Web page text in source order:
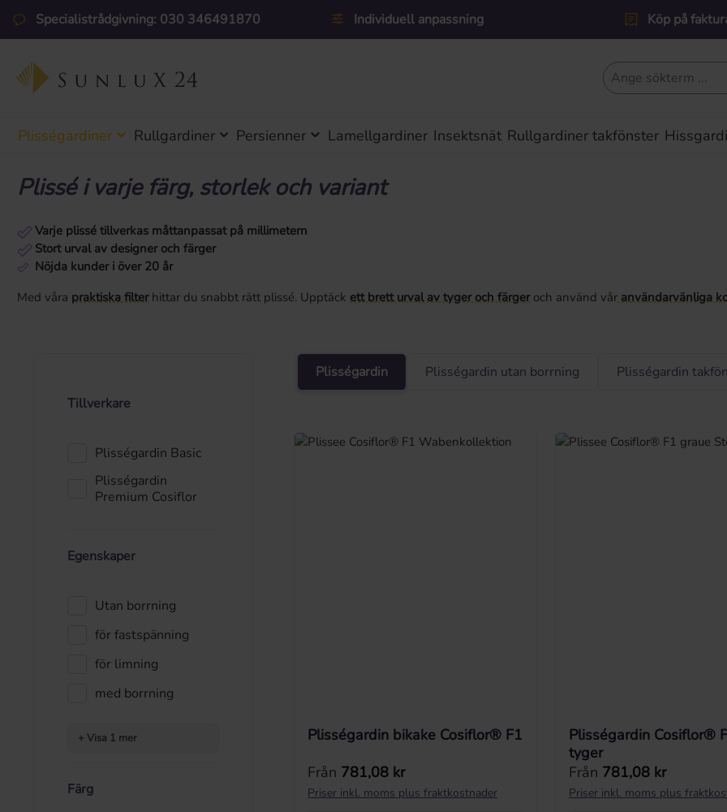
till huvudinnehåll
Hoppa till sökning
Hoppa till huvudnavigering
Specialistrådgivning: 030 346491870 Individuell anpassning Köp på
Plisségardiner Rullgardiner Persienner Lamellgardiner Insektsnät Rullgardiner takfönster
Plissé i varje färg, storlek och variant
Varje plissé tillverkas måttanpassat på millimetern
Stort urval av designer och färger
Nöjda kunder i över 20 år
Med våra praktiska filterhittar du snabbt rätt plissé. Upptäck ett brett urval av tyger och färgeroch använd våranvändarvänliga
Tillverkare
Plisségardin Basic
Plisségardin
Premium Cosiflor
Egenskaper
Utan borrning
för fastspänning
för limning
med borrning
+ Visa 1 mer
Färg
Plisségardin Plisségardin utan borrning Plisségardin
Plisségardin bikake Cosiflor® F1
Ordinarie pris:
Från 781,08 kr
Priser inkl. moms plus fraktkostnader
Plisségardin Cosiflor®
tyger
Ordinarie pris:
Från 781,08 kr
Priser inkl. moms plus